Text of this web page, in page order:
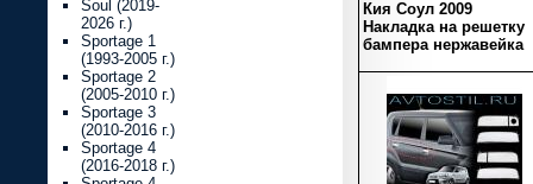
Кия Соул 2009
Накладка на решетку
бампера нержавейка
Soul (2019-
2026 г.)
Sportage 1
(1993-2005 г.)
Sportage 2
(2005-2010 г.)
Sportage 3
(2010-2016 г.)
Sportage 4
(2016-2018 г.)